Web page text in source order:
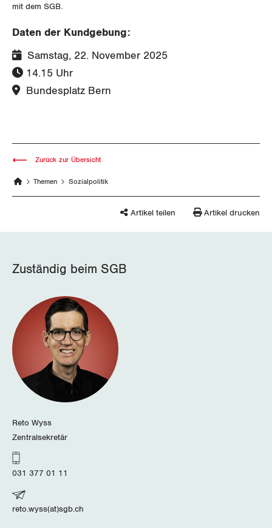
Schaffhausen
Schwyz
St. Gallen-Appenzell
Solothurn
Wallis
mit dem SGB.
Daten der Kundgebung:
Samstag, 22. November 2025
14.15 Uhr
Bundesplatz Bern
Themen Sozialpolitik
Zurück zur Übersicht
Artikel teilen Artikel drucken
Zuständig beim SGB
Reto Wyss
Zentralsekretär
031 377 01 11
reto.wyss(at)sgb.ch